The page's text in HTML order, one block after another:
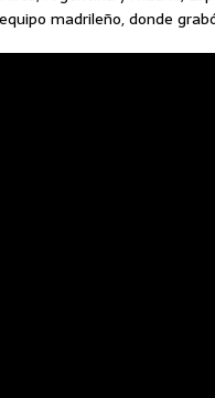
madrileño, donde